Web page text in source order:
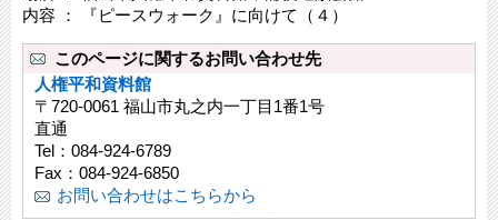
内容 ： 『ピースウォーク』に向けて（４）
このページに関するお問い合わせ先
人権平和資料館
〒720-0061 福山市丸之内一丁目1番1号
直通
Tel：084-924-6789
Fax：084-924-6850
お問い合わせはこちらから